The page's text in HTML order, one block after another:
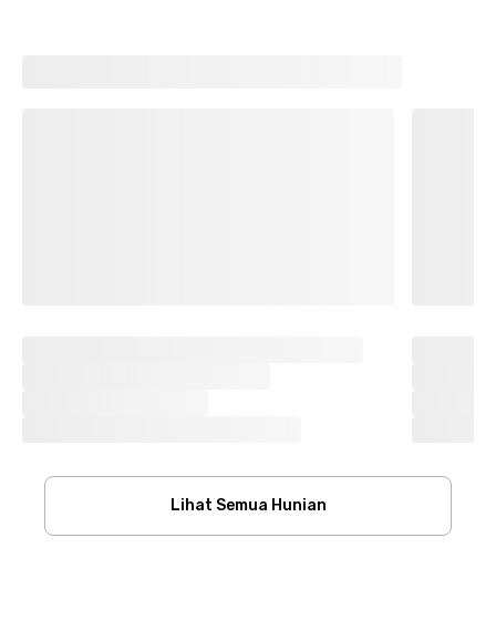
Lihat Semua Hunian